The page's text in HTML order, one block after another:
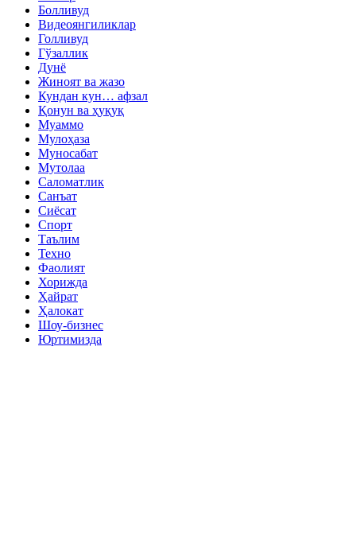
Болливуд
Видеоянгиликлар
Голливуд
Гўзаллик
Дунё
Жиноят ва жазо
Кундан кун… афзал
Қонун ва ҳуқуқ
Муаммо
Мулоҳаза
Муносабат
Мутолаа
Саломатлик
Санъат
Сиёсат
Спорт
Таълим
Техно
Фаолият
Хорижда
Ҳайрат
Ҳалокат
Шоу-бизнес
Юртимизда